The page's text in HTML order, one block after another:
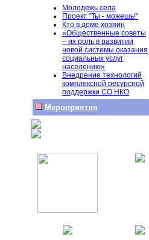
Молодежь села
Проект "Ты - можешь!"
Кто в доме хозяин
«Общественные советы
– их роль в развитии
новой системы оказания
социальных услуг
населению»
Внедрение технологий
комплексной ресурсной
поддержки СО НКО
Мероприятия